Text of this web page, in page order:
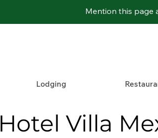
Mention this page
Lodging
Hotel Villa